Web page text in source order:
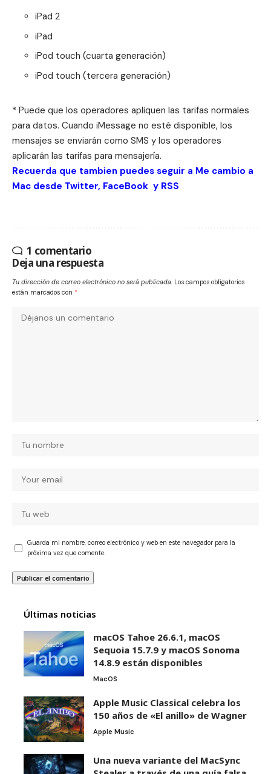
iPad 2
iPad
iPod touch (cuarta generación)
iPod touch (tercera generación)
* Puede que los operadores apliquen las tarifas normales
para datos. Cuando iMessage no esté disponible, los
mensajes se enviarán como SMS y los operadores
aplicarán las tarifas para mensajería.
Recuerda que tambien puedes seguir a Me cambio a
Mac desde Twitter, FaceBook y RSS
1 comentario
Deja una respuesta
Tu dirección de correo electrónico no será publicada. Los campos obligatorios
están marcados con *
Guarda mi nombre, correo electrónico y web en este navegador para la
próxima vez que comente.
Últimas noticias
macOS Tahoe 26.6.1, macOS
Sequoia 15.7.9 y macOS Sonoma
14.8.9 están disponibles
MacOS
Apple Music Classical celebra los
150 años de «El anillo» de Wagner
Apple Music
Una nueva variante del MacSync